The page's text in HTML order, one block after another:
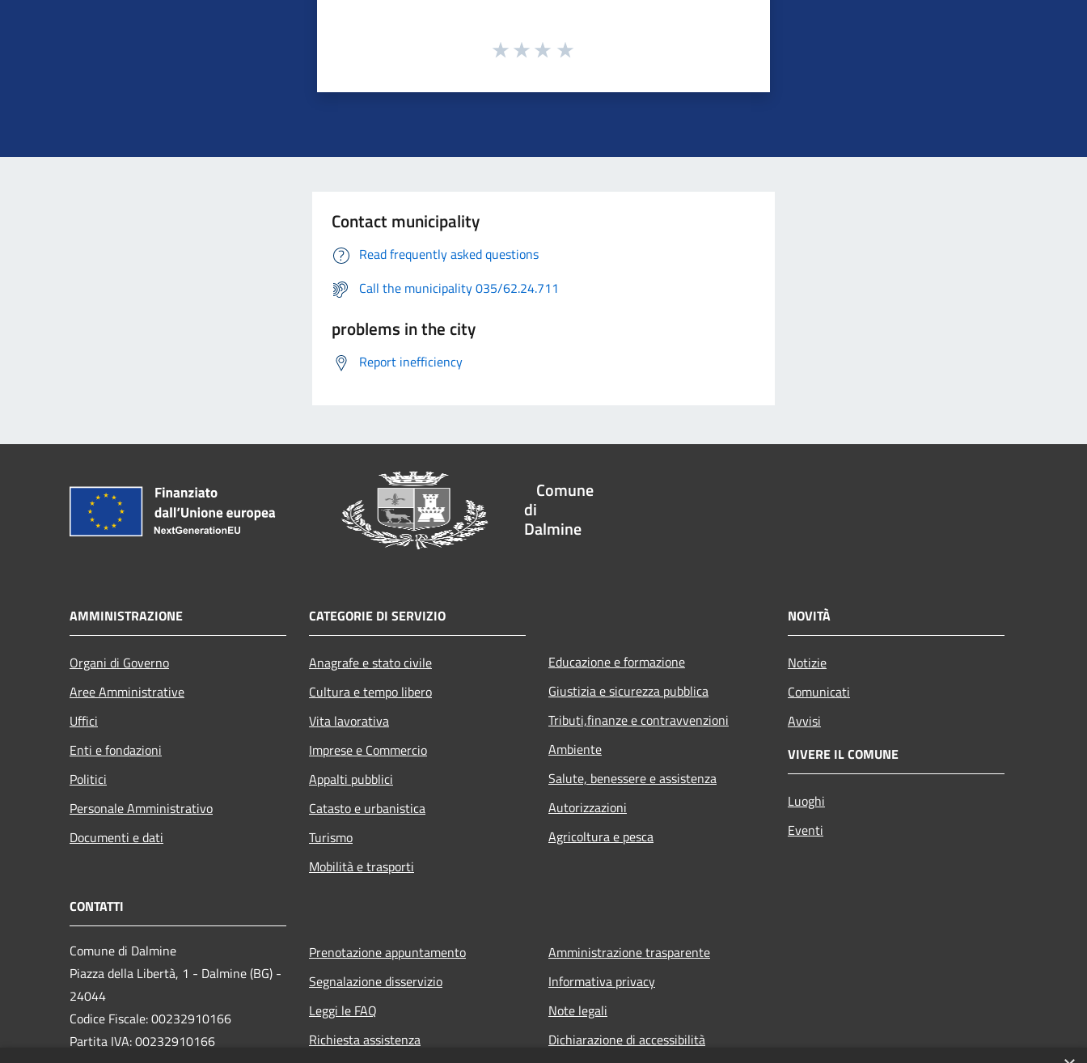
Contact municipality
Read frequently asked questions
Call the municipality 035/62.24.711
problems in the city
Report inefficiency
Comune
di
Dalmine
AMMINISTRAZIONE
Organi di Governo
Aree Amministrative
Uffici
Enti e fondazioni
Politici
Personale Amministrativo
Documenti e dati
CATEGORIE DI SERVIZIO
Anagrafe e stato civile
Cultura e tempo libero
Vita lavorativa
Imprese e Commercio
Appalti pubblici
Catasto e urbanistica
Turismo
Mobilità e trasporti
Educazione e formazione
Giustizia e sicurezza pubblica
Tributi,finanze e contravvenzioni
Ambiente
Salute, benessere e assistenza
Autorizzazioni
Agricoltura e pesca
NOVITÀ
Notizie
Comunicati
Avvisi
VIVERE IL COMUNE
Luoghi
Eventi
CONTATTI
Comune di Dalmine
Piazza della Libertà, 1 - Dalmine (BG) -
24044
Codice Fiscale: 00232910166
Partita IVA: 00232910166
Prenotazione appuntamento
Segnalazione disservizio
Leggi le FAQ
Richiesta assistenza
Amministrazione trasparente
Informativa privacy
Note legali
Dichiarazione di accessibilità